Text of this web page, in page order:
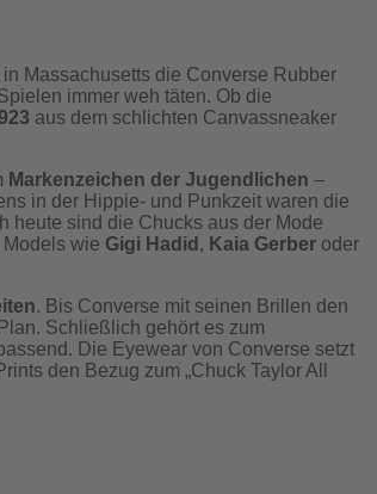
Massachusetts die Converse Rubber
immer weh täten. Ob die
aus dem schlichten Canvassneaker
Markenzeichen der Jugendlichen –
in der Hippie- und Punkzeit waren die
heute sind die Chucks aus der Mode
wie Gigi Hadid , Kaia Gerber oder
. Bis Converse mit seinen Brillen den
Schließlich gehört es zum
Die Eyewear von Converse setzt
den Bezug zum „Chuck Taylor All